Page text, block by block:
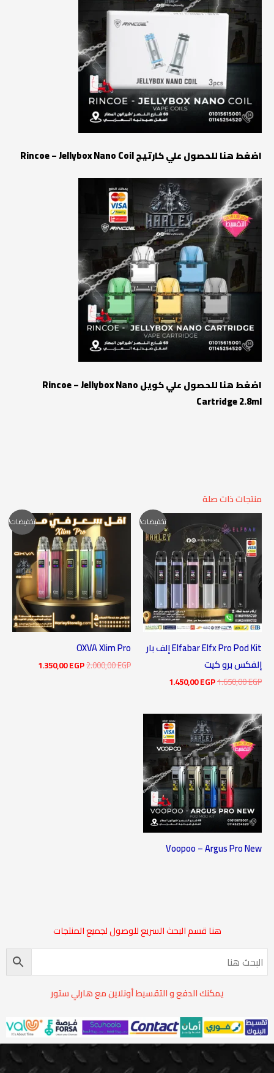
اضغط هنا للحصول علي كارتيج Rincoe – Jellybox Nano Coil
اضغط هنا للحصول علي كويل Rincoe – Jellybox Nano
Cartridge 2.8ml
منتجات ذات صلة
تخفيضات!
Elfabar Elfx Pro Pod Kit إلف بار
إلفكس برو كيت
1.650,00EGP
السعر
الأصلي
هو:
1.650,00 EGP.
1.450,00EGP
السعر
الحالي
هو:
1.450,00 EGP.
تخفيضات!
OXVA Xlim Pro
2.000,00EGP
السعر
الأصلي
هو:
2.000,00 EGP.
1.350,00EGP
السعر
الحالي
هو:
1.350,00 EGP.
Voopoo – Argus Pro New
هنا قسم البحث السريع للوصول لجميع المنتجات
يمكنك الدفع و التقسيط أونلاين مع هارلي ستور